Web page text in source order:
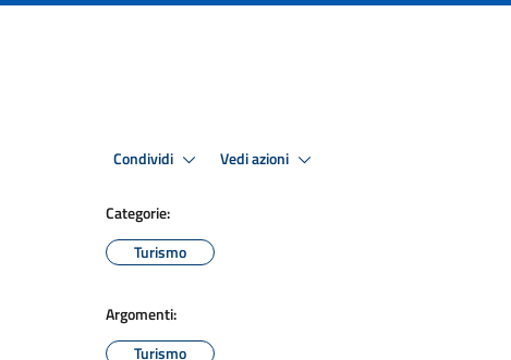
Condividi Vedi azioni
Categorie:
Turismo
Argomenti:
Turismo